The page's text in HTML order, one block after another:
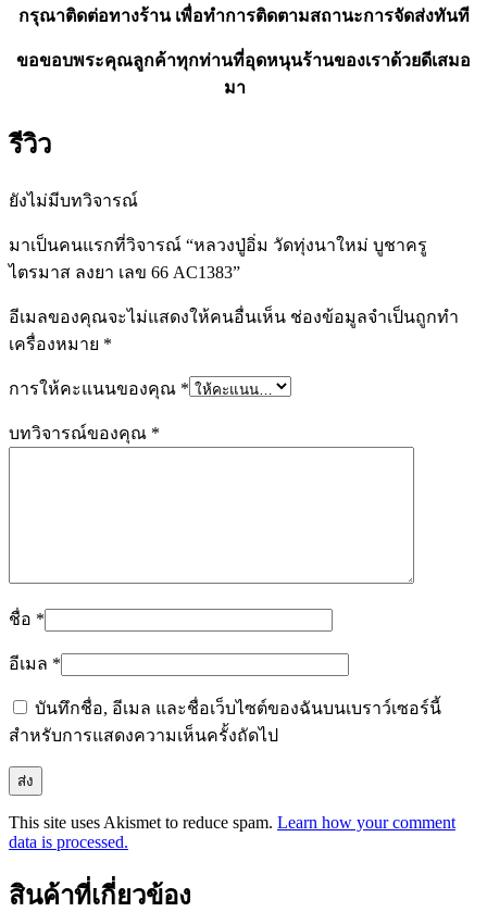
กรุณาติดต่อทางร้าน เพื่อทำการติดตามสถานะการจัดส่งทันที
ขอขอบพระคุณลูกค้าทุกท่านที่อุดหนุนร้านของเราด้วยดีเสมอ
มา
รีวิว
ยังไม่มีบทวิจารณ์
มาเป็นคนแรกที่วิจารณ์ “หลวงปู่อิ่ม วัดทุ่งนาใหม่ บูชาครู
ไตรมาส ลงยา เลข 66 AC1383”
อีเมลของคุณจะไม่แสดงให้คนอื่นเห็น ช่องข้อมูลจำเป็นถูกทำ
เครื่องหมาย *
การให้คะแนนของคุณ *
บทวิจารณ์ของคุณ *
ชื่อ *
อีเมล *
บันทึกชื่อ, อีเมล และชื่อเว็บไซต์ของฉันบนเบราว์เซอร์นี้
สำหรับการแสดงความเห็นครั้งถัดไป
This site uses Akismet to reduce spam. Learn how your comment
data is processed.
สินค้าที่เกี่ยวข้อง